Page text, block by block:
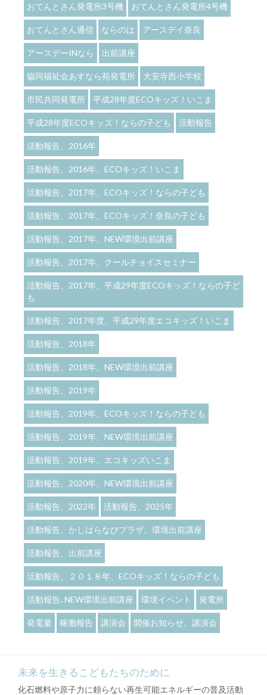
おてんとさん発電所3号機 おてんとさん発電所4号機
おてんとさん通信 ならのは アースデイ奈良
アースデーINなら 出前講座
協同福祉会あすなら苑発電所 大安寺西小学校
市民共同発電所 平成28年度ECOキッズ！いこま
平成28年度ECOキッズ！ならの子ども 活動報告
活動報告、2016年
活動報告、2016年、ECOキッズ！いこま
活動報告、2017年、ECOキッズ！ならの子ども
活動報告、2017年、ECOキッズ！奈良の子ども
活動報告、2017年、NEW環境出前講座
活動報告、2017年、クールチョイスセミナー
活動報告、2017年、平成29年度ECOキッズ！ならの子ど
も
活動報告、2017年度、平成29年度エコキッズ！いこま
活動報告、2018年
活動報告、2018年、NEW環境出前講座
活動報告、2019年
活動報告、2019年、ECOキッズ！ならの子ども
活動報告、2019年、NEW環境出前講座
活動報告、2019年、エコキッズいこま
活動報告、2020年、NEW環境出前講座
活動報告、2022年 活動報告、2025年
活動報告、かしはらなびプラザ、環境出前講座
活動報告、出前講座
活動報告、２０１８年、ECOキッズ！ならの子ども
活動報告､NEW環境出前講座 環境イベント 発電所
発電量 稼働報告 講演会 開催お知らせ、講演会
未来を生きるこどもたちのために
化石燃料や原子力に頼らない再生可能エネルギーの普及活動